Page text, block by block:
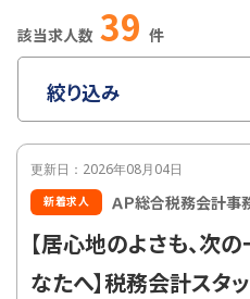
更新日：2026年08月04日
新着求人 ＡＰ総合税務会計事
【居心地のよさも、次
なたへ】税務会計ス
該当求人数 39 件
絞り込み
職種
雇用形態
年収
勤務地